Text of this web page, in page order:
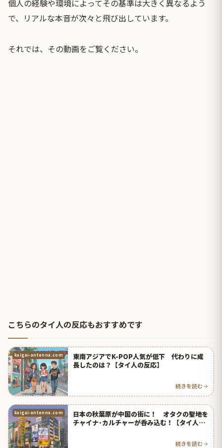
個人の経験や環境によってその基準は大きく異なるよう
で、リアルな本音が次々と飛び出しています。
それでは、その動画をご覧ください。
こちらのタイ人の反応もおすすめです
kaigai-antenna.com
東南アジアでK-POP人気が低下 代わりに成
長したのは？【タイ人の反応】
続きを読む
kaigai-antenna.com
日本の秋葉原が中国の街に！ オタクの聖地を
チャイナ･カルチャーが呑み込む！【タイ人の
続きを読む